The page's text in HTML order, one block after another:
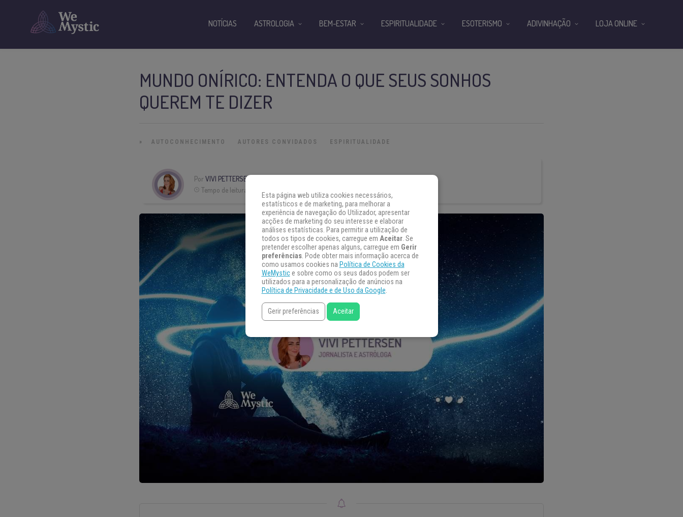
MUNDO ONÍRICO: ENTENDA O QUE SEUS SONHOS
QUEREM TE DIZER
» AUTOCONHECIMENTO AUTORES CONVIDADOS ESPIRITUALIDADE
PorVIVI PETTERSEN
Tempo de leitura:
NOTÍCIAS ASTROLOGIA BEM-ESTAR ESPIRITUALIDADE ESOTERISMO ADIVINHAÇÃO LOJA ONLINE
Esta página web utiliza cookies necessários,
estatísticos e de marketing, para melhorar a
experiência de navegação do Utilizador, apresentar
acções de marketing do seu interesse e elaborar
análises estatísticas. Para permitir a utilização de
todos os tipos de cookies, carregue em Aceitar. Se
pretender escolher apenas alguns, carregue em Gerir
preferências. Pode obter mais informação acerca de
como usamos cookies na Política de Cookies da
WeMystice sobre como os seus dados podem ser
utilizados para a personalização de anúncios na
Política de Privacidade e de Uso da Google.
Gerir preferências Aceitar